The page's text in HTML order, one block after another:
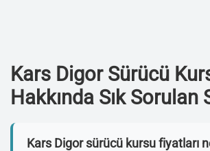
Kars Digor Sürücü
Hakkında Sık Sorulan
Kars Digor sürücü kursu fiyatları